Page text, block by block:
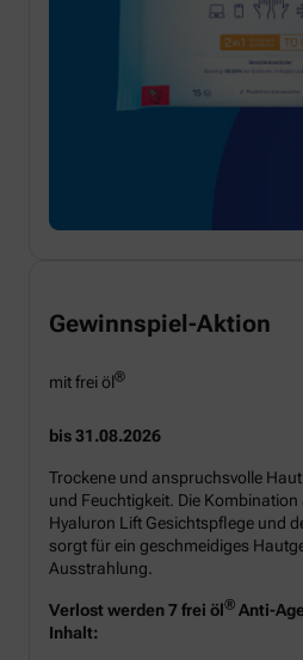
Gewinnspiel-Aktion
mit frei öl®
bis 31.08.2026
Trockene und anspruchsvolle
und Feuchtigkeit. Die Kombination
Hyaluron Lift Gesichtspflege und
sorgt für ein geschmeidiges
Ausstrahlung.
Verlost werden 7 frei öl® Anti-
Inhalt: